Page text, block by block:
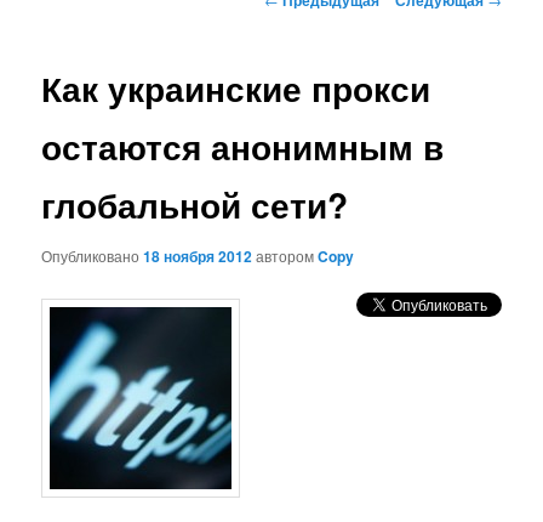
Как украинские прокси
остаются анонимным в
глобальной сети?
Опубликовано18 ноября 2012авторомCopy